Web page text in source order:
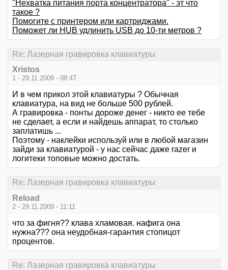
"Нехватка питания порта концентратора" - эт что
такое ?
Помогите с принтером или картриджами.
Поможет ли HUB удлинить USB до 10-ти метров ?
Re: Лазерная гравировка клавиатуры
Xristos
1 - 29.11.2009 - 08:47
И в чем прикол этой клавиатуры ? Обычная
клавиатура, на вид не больше 500 рублей.
А гравировка - понты дороже денег - никто ее тебе
не сделает, а если и найдешь аппарат, то столько
заплатишь ...
Поэтому - наклейки используй или в любой магазин
зайди за клавиатурой - у нас сейчас даже razer и
логитеки топовые можно достать.
Re: Лазерная гравировка клавиатуры
Reload
2 - 29.11.2009 - 11:11
что за фигня?? клава хламовая. нафига она
нужна??? она неудобная-гарантия стопицот
процентов.
Re: Лазерная гравировка клавиатуры